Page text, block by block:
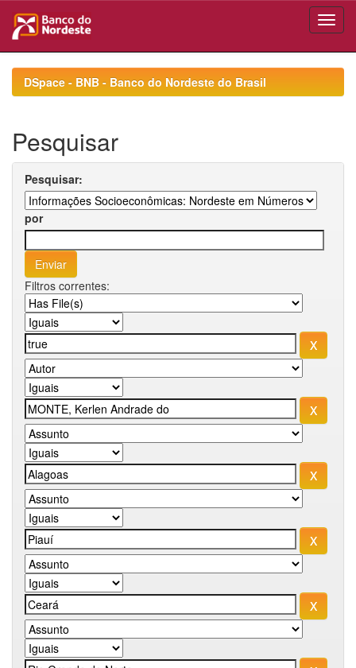
navigationDSpace - BNB - Banco do Nordeste do Brasil
Pesquisar
Pesquisar:
por
Filtros correntes: